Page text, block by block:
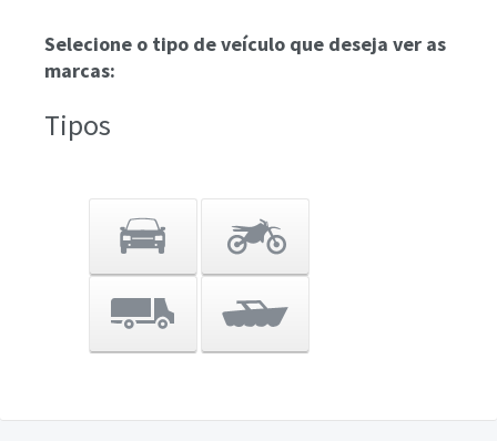
Selecione o tipo de veículo que deseja ver as
marcas:
Tipos